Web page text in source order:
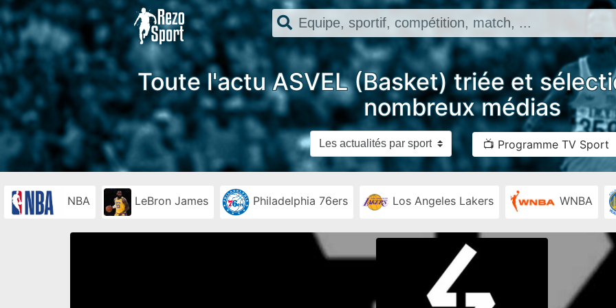
Toute l'actu ASVEL (Basket) triée et
nombreux médias
📺 Programme TV Sport
NBA LeBron James Philadelphia 76ers Los Angeles Lakers WNBA